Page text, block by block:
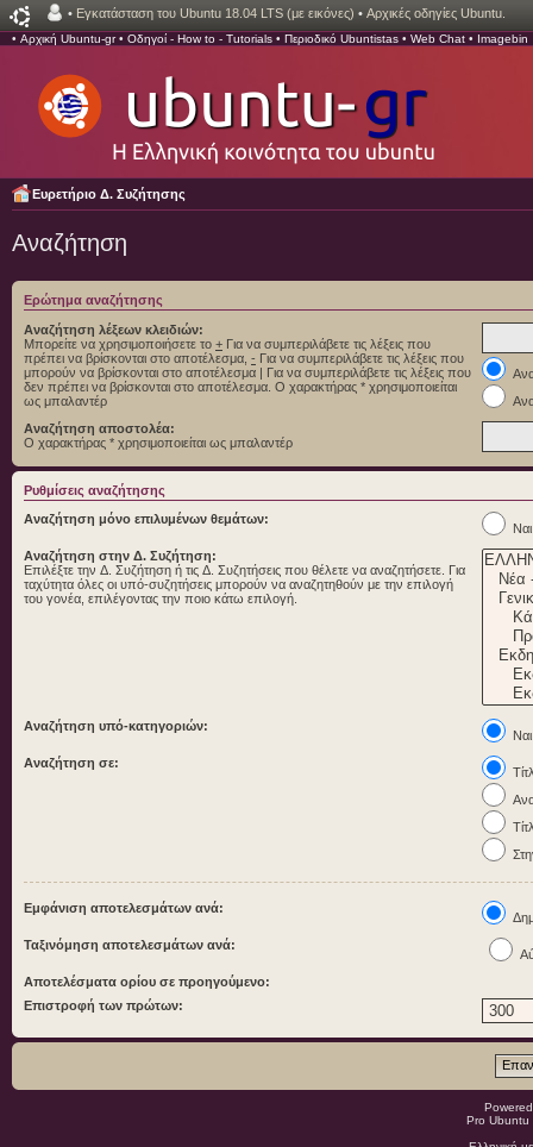
• Εγκατάσταση του Ubuntu 18.04 LTS (με εικόνες) • Αρχικές οδηγίες Ubuntu.
• Αρχική Ubuntu-gr• Οδηγοί - How to - Tutorials • Περιοδικό Ubuntistas • Web Chat • Imagebin
Ευρετήριο Δ. Συζήτησης
Αναζήτηση
Ερώτημα αναζήτησης
Αναζήτηση λέξεων κλειδιών:
Μπορείτε να χρησιμοποιήσετε το + Για να συμπεριλάβετε τις λέξεις που
πρέπει να βρίσκονται στο αποτέλεσμα, - Για να συμπεριλάβετε τις λέξεις που
μπορούν να βρίσκονται στο αποτέλεσμα | Για να συμπεριλάβετε τις λέξεις που
δεν πρέπει να βρίσκονται στο αποτέλεσμα. Ο χαρακτήρας * χρησιμοποιείται
ως μπαλαντέρ
Αναζήτηση αποστολέα:
Ο χαρακτήρας * χρησιμοποιείται ως μπαλαντέρ
Ρυθμίσεις αναζήτησης
Αναζήτηση μόνο επιλυμένων θεμάτων:
Ναι
Αναζήτηση στην Δ. Συζήτηση:
Επιλέξτε την Δ. Συζήτηση ή τις Δ. Συζητήσεις που θέλετε να αναζητήσετε. Για
ταχύτητα όλες οι υπό-συζητήσεις μπορούν να αναζητηθούν με την επιλογή
του γονέα, επιλέγοντας την ποιο κάτω επιλογή.
Αναζήτηση υπό-κατηγοριών:
Ναι
Αναζήτηση σε:
Εμφάνιση αποτελεσμάτων ανά:
Ταξινόμηση αποτελεσμάτων ανά:
Αποτελέσματα ορίου σε προηγούμενο:
Επιστροφή των πρώτων:
Pro